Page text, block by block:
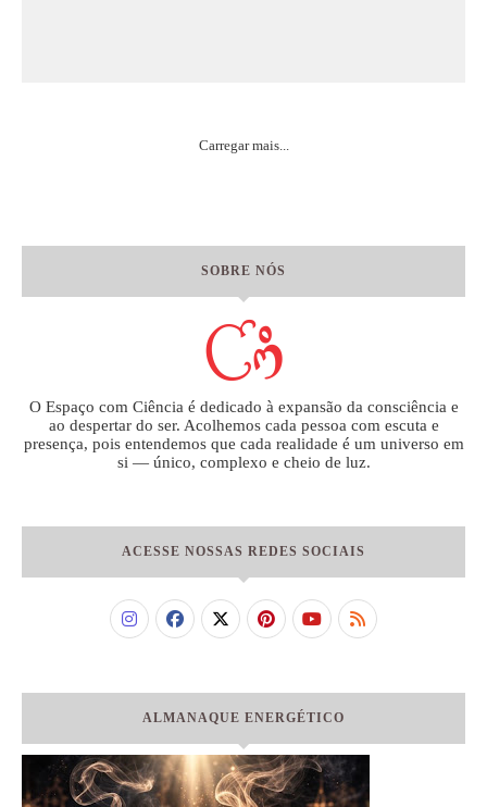
Carregar mais...
SOBRE NÓS
O Espaço com Ciência é dedicado à expansão da consciência e
ao despertar do ser. Acolhemos cada pessoa com escuta e
presença, pois entendemos que cada realidade é um universo em
si — único, complexo e cheio de luz.
ACESSE NOSSAS REDES SOCIAIS
ALMANAQUE ENERGÉTICO